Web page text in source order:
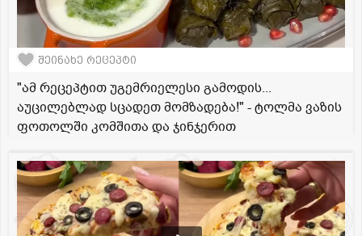
შეინახე რეცეპტი
"ამ რეცეპტით უგემრიელესი გამოდის...
აუცილებლად სცადეთ მომზადება!" - ტოლმა ვაზის
ფოთოლში კომშითა და ჯინჯერით